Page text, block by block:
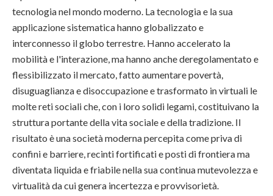
tecnologia nel mondo moderno. La tecnologia e la sua
applicazione sistematica hanno globalizzato e
interconnesso il globo terrestre. Hanno accelerato la
mobilità e l'interazione, ma hanno anche deregolamentato e
flessibilizzato il mercato, fatto aumentare povertà,
disuguaglianza e disoccupazione e trasformato in virtuali le
molte reti sociali che, con i loro solidi legami, costituivano la
struttura portante della vita sociale e della tradizione. Il
risultato è una società moderna percepita come priva di
confini e barriere, recinti fortificati e posti di frontiera ma
diventata liquida e friabile nella sua continua mutevolezza e
virtualità da cui genera incertezza e provvisorietà.